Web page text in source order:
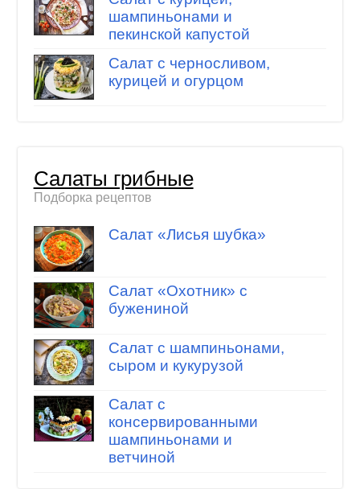
шампиньонами и
пекинской капустой
Салат с черносливом,
курицей и огурцом
Салаты грибные
Подборка рецептов
Салат «Лисья шубка»
Салат «Охотник» с
бужениной
Салат с шампиньонами,
сыром и кукурузой
Салат с
консервированными
шампиньонами и
ветчиной